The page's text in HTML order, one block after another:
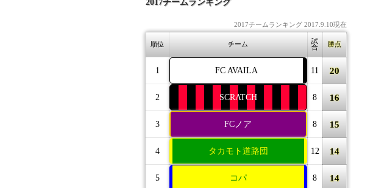
2017チームランキング
2017チームランキング 2017.9.10現在
順位 チーム
試
合
勝点
1 FC AVAILA 11 20
2 SCRATCH 8 16
3 FCノア 8 15
4 タカモト道路団 12 14
5 コパ 8 14